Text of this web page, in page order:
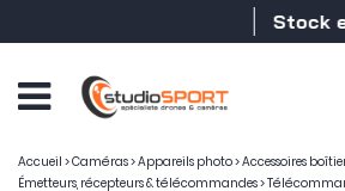
Stock
Accueil >Caméras>Appareils photo>Accessoires
Émetteurs, récepteurs & télécommandes>